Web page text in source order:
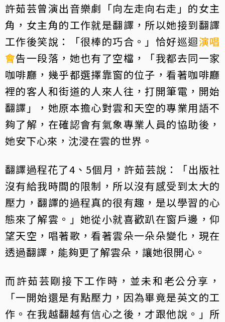
許茹芸曾演出音樂劇「向左走向右走」的女主
角，女主角的工作就是翻譯，所以她接到翻譯
工作後笑說：「很棒的巧合。」恰好巡迴演唱
會告一段落，她也有了空檔，「我都去同一家
咖啡廳，幾乎都選擇靠窗的位子，看著咖啡廳
裡的客人和街道的人來人往，打開筆電，開始
翻譯」，她原本擔心對雲和天空的專業用語不
夠了解，在確認會有氣象專業人員的協助後，
她安下心來，沈浸在雲的世界。
翻譯過程花了4、5個月，許茹芸說：「出版社
沒有給我時間的限制，所以沒有感受到太大的
壓力，翻譯的過程真的很有趣，是以學習的心
態來了解雲。」她從小就喜歡趴在窗戶邊，仰
望天空，唱著歌，看著雲朵一朵朵變化，現在
透過翻譯，能夠更了解雲朵，讓她很開心。
而許茹芸剛接下工作時，並未和老公分享，
「一開始還是有點壓力，因為畢竟是英文的工
作。在我越翻越有信心之後，才跟他說。」所